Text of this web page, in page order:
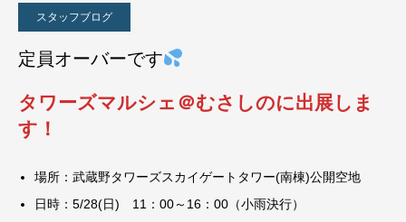
スタッフブログ
定員オーバーです
タワーズマルシェ＠むさしのに出展しま
す！
場所：武蔵野タワーズスカイゲートタワー(南棟)公開空地
日時：5/28(日) 11：00～16：00（小雨決行）